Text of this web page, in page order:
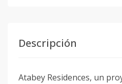
Descripción
Atabey Residences, un